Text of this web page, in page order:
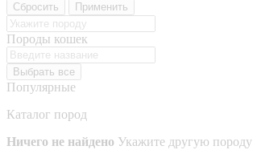
Сбросить Применить
Породы кошек
Выбрать все
Популярные
Каталог пород
Ничего не найдено Укажите другую породу